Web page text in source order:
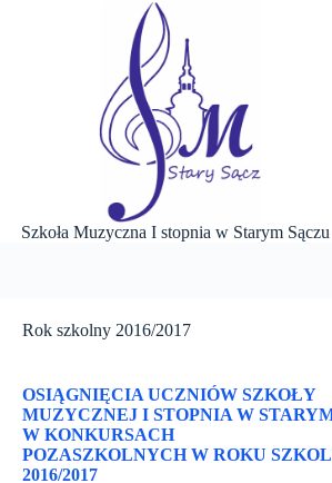
Szkoła Muzyczna I stopnia w Starym Sączu
Rok szkolny 2016/2017
OSIĄGNIĘCIA UCZNIÓW SZKOŁY
MUZYCZNEJ I STOPNIA W
W KONKURSACH
POZASZKOLNYCH W ROKU
2016/2017